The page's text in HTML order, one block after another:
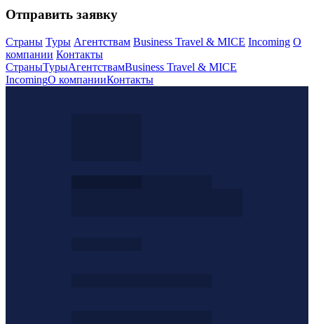
Отправить заявку
Страны Туры Агентствам Business Travel & MICE Incoming О
компании Контакты
СтраныТурыАгентствамBusiness Travel & MICE
IncomingО компанииКонтакты